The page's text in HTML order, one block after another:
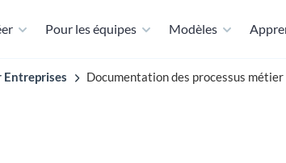
Pour les équipes Modèles
Entreprises Documentation des processus